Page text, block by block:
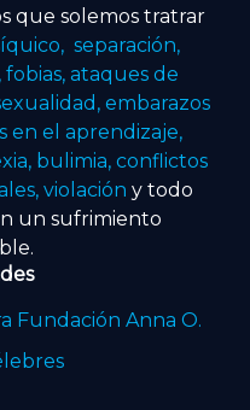
que solemos tratrar
separación,
ataques de
embarazos
en el aprendizaje,
bulimia, conflictos
violación y todo
un sufrimiento
Fundación Anna O.